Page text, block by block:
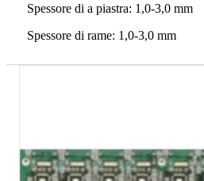
Spessore di a piastra: 1,0-3,0 mm
Spessore di rame: 1,0-3,0 mm